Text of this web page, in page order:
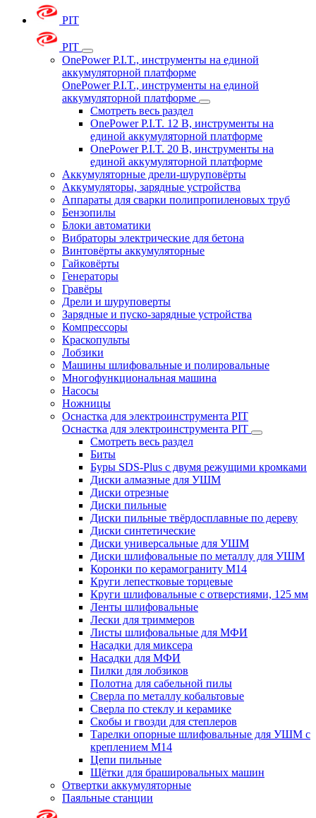
PIT
PIT
OnePower P.I.T., инструменты на единой
аккумуляторной платформе
OnePower P.I.T., инструменты на единой
аккумуляторной платформе
Смотреть весь раздел
OnePower P.I.T. 12 В, инструменты на
единой аккумуляторной платформе
OnePower P.I.T. 20 В, инструменты на
единой аккумуляторной платформе
Аккумуляторные дрели-шуруповёрты
Аккумуляторы, зарядные устройства
Аппараты для сварки полипропиленовых труб
Бензопилы
Блоки автоматики
Вибраторы электрические для бетона
Винтовёрты аккумуляторные
Гайковёрты
Генераторы
Гравёры
Дрели и шуруповерты
Зарядные и пуско-зарядные устройства
Компрессоры
Краскопульты
Лобзики
Машины шлифовальные и полировальные
Многофункциональная машина
Насосы
Ножницы
Оснастка для электроинструмента PIT
Оснастка для электроинструмента PIT
Смотреть весь раздел
Биты
Буры SDS-Plus c двумя режущими кромками
Диски алмазные для УШМ
Диски отрезные
Диски пильные
Диски пильные твёрдосплавные по дереву
Диски синтетические
Диски универсальные для УШМ
Диски шлифовальные по металлу для УШМ
Коронки по керамограниту M14
Круги лепестковые торцевые
Круги шлифовальные с отверстиями, 125 мм
Ленты шлифовальные
Лески для триммеров
Листы шлифовальные для МФИ
Насадки для миксера
Насадки для МФИ
Пилки для лобзиков
Полотна для сабельной пилы
Сверла по металлу кобальтовые
Сверла по стеклу и керамике
Скобы и гвозди для степлеров
Тарелки опорные шлифовальные для УШМ с
креплением М14
Цепи пильные
Щётки для брашировальных машин
Отвертки аккумуляторные
Паяльные станции